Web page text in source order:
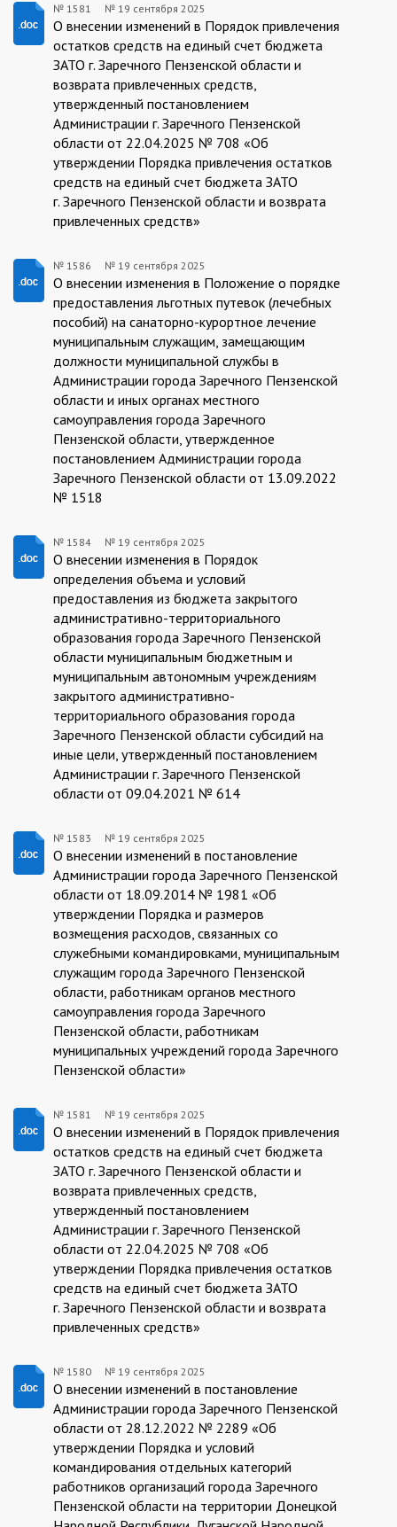
19.09.2025/1581
№ 1581 № 19 сентября 2025
О внесении изменений в Порядок привлечения
остатков средств на единый счет бюджета
ЗАТО г. Заречного Пензенской области и
возврата привлеченных средств,
утвержденный постановлением
Администрации г. Заречного Пензенской
области от 22.04.2025 № 708 «Об
утверждении Порядка привлечения остатков
средств на единый счет бюджета ЗАТО
г. Заречного Пензенской области и возврата
привлеченных средств»
19.09.2025/1586
№ 1586 № 19 сентября 2025
О внесении изменения в Положение о порядке
предоставления льготных путевок (лечебных
пособий) на санаторно-курортное лечение
муниципальным служащим, замещающим
должности муниципальной службы в
Администрации города Заречного Пензенской
области и иных органах местного
самоуправления города Заречного
Пензенской области, утвержденное
постановлением Администрации города
Заречного Пензенской области от 13.09.2022
№ 1518
19.09.2025/1584
№ 1584 № 19 сентября 2025
О внесении изменения в Порядок
определения объема и условий
предоставления из бюджета закрытого
административно-территориального
образования города Заречного Пензенской
области муниципальным бюджетным и
муниципальным автономным учреждениям
закрытого административно-
территориального образования города
Заречного Пензенской области субсидий на
иные цели, утвержденный постановлением
Администрации г. Заречного Пензенской
области от 09.04.2021 № 614
19.09.2025/1583
№ 1583 № 19 сентября 2025
О внесении изменений в постановление
Администрации города Заречного Пензенской
области от 18.09.2014 № 1981 «Об
утверждении Порядка и размеров
возмещения расходов, связанных со
служебными командировками, муниципальным
служащим города Заречного Пензенской
области, работникам органов местного
самоуправления города Заречного
Пензенской области, работникам
муниципальных учреждений города Заречного
Пензенской области»
19.09.2025/1581
№ 1581 № 19 сентября 2025
О внесении изменений в Порядок привлечения
остатков средств на единый счет бюджета
ЗАТО г. Заречного Пензенской области и
возврата привлеченных средств,
утвержденный постановлением
Администрации г. Заречного Пензенской
области от 22.04.2025 № 708 «Об
утверждении Порядка привлечения остатков
средств на единый счет бюджета ЗАТО
г. Заречного Пензенской области и возврата
привлеченных средств»
19.09.2025/1580
№ 1580 № 19 сентября 2025
О внесении изменений в постановление
Администрации города Заречного Пензенской
области от 28.12.2022 № 2289 «Об
утверждении Порядка и условий
командирования отдельных категорий
работников организаций города Заречного
Пензенской области на территории Донецкой